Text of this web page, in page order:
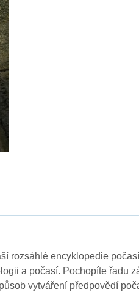
rozsáhlé encyklopedie
a počasí. Pochopíte řadu
vytváření předpovědí